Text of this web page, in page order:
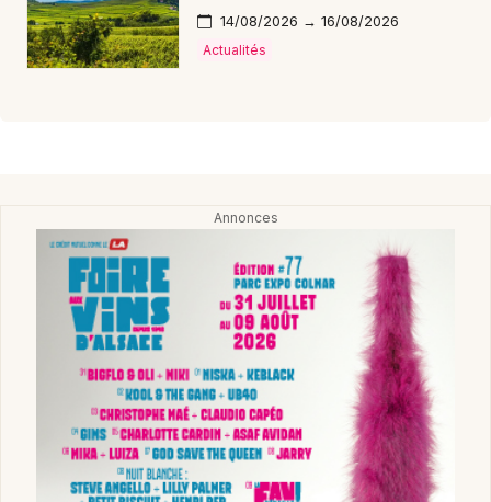
14/08/2026 → 16/08/2026
Actualités